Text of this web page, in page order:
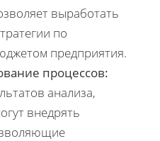
выработать
по
предприятия.
процессов:
анализа,
внедрять